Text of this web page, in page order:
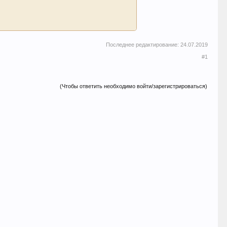
Последнее редактирование: 24.07.2019
#1
(Чтобы ответить необходимо войти/зарегистрироваться)